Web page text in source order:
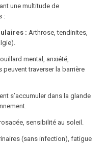
une multitude de
:
: Arthrose, tendinites,
mental, anxiété,
traverser la barrière
s’accumuler dans la glande
sensibilité au soleil.
(sans infection), fatigue